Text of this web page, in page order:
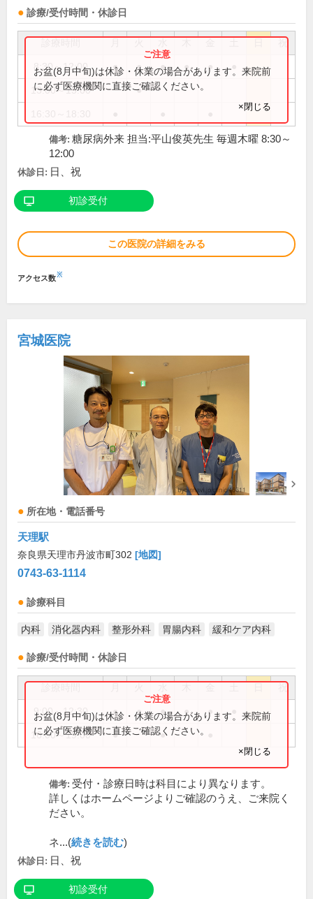
診療/受付時間・休診日
祝
8:30～12:00 ● ● ● ● ●
13:00～15:00 ●
お盆(8月中旬)は休診・休業の場合があります。来院前
に必ず医療機関に直接ご確認ください。
×閉じる
備考: 糖尿病外来 担当:平山俊英先生 毎週木曜 8:30～
12:00
休診日: 日、祝
初診受付
この医院の詳細をみる
アクセス数※
宮城医院
所在地・電話番号
天理駅
奈良県天理市丹波市町302 [地図]
0743-63-1114
診療科目
内科 消化器内科 整形外科 胃腸内科 緩和ケア内科
診療/受付時間・休診日
祝
9:00～12:30 ● ● ● ● ●
16:00～19:00 ● ●
お盆(8月中旬)は休診・休業の場合があります。来院前
に必ず医療機関に直接ご確認ください。
×閉じる
備考: 受付・診療日時は科目により異なります。
詳しくはホームページよりご確認のうえ、ご来院く
ださい。
ネ...(続きを読む)
休診日: 日、祝
初診受付